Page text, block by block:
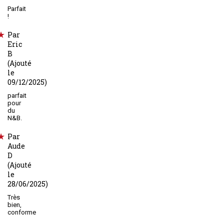
Parfait
!
Par
Eric
B
(Ajouté
le
09/12/2025)
parfait
pour
du
N&B.
Par
Aude
D
(Ajouté
le
28/06/2025)
Très
bien,
conforme